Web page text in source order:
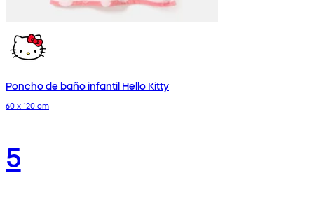
Poncho de baño infantil Hello Kitty
60 x 120 cm
5